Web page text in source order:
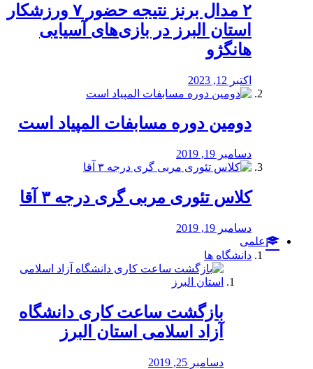
۲ مدال برنز نتیجه حضور ۷ ورزشکار
استان البرز در بازی‌های آسیایی
هانگژو
اکتبر 12, 2023
دومین دوره مسابفات المپیاد است
دسامبر 19, 2019
کلاس تئوری مربی گری درجه ۳ آقا
دسامبر 19, 2019
علمی
دانشگاه ها
بازگشت ساعت کاری دانشگاه
آزاد اسلامی استان البرز
دسامبر 25, 2019